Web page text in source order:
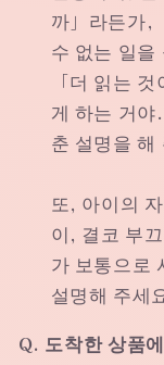
까」라든가,
수 없는 일
「더 읽는
게 하는 거
춘 설명을 해
또, 아이의
이, 결코 부
가 보통으로
설명해 주세
Q. 도착한 상품